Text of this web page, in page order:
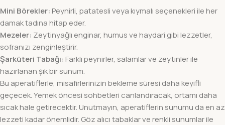
Mini Börekler: Peynirli, patatesli veya kıymalı seçenekleri ile her
damak tadına hitap eder.
Mezeler: Zeytinyağlı enginar, humus ve haydari gibi lezzetler,
sofranızı zenginleştirir.
Şarküteri Tabağı: Farklı peynirler, salamlar ve zeytinler ile
hazırlanan şık bir sunum.
Bu aperatiflerle, misafirlerinizin bekleme süresi daha keyifli
geçecek. Yemek öncesi sohbetleri canlandıracak, ortamı daha
sıcak hale getirecektir. Unutmayın, aperatiflerin sunumu da en az
lezzeti kadar önemlidir. Göz alıcı tabaklar ve renkli sunumlar ile